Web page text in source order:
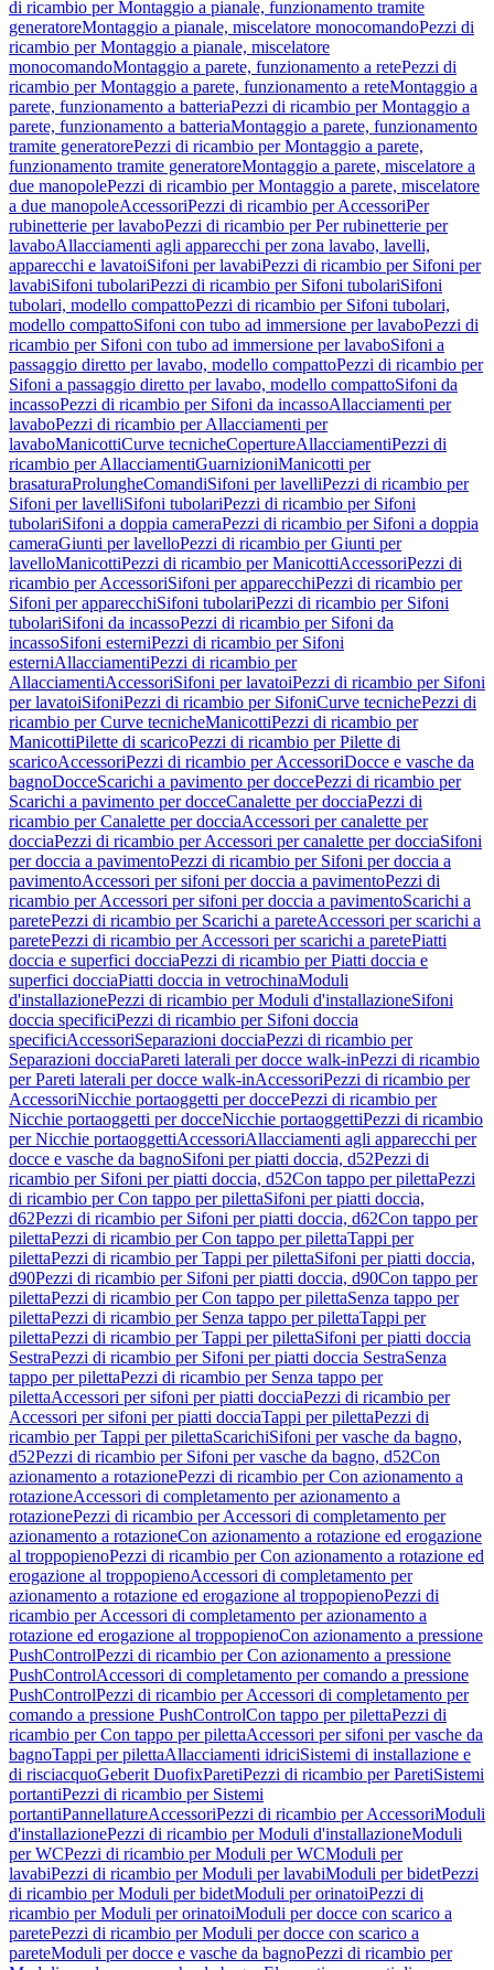
di ricambio per Montaggio a pianale, funzionamento tramite
generatoreMontaggio a pianale, miscelatore monocomandoPezzi di
ricambio per Montaggio a pianale, miscelatore
monocomandoMontaggio a parete, funzionamento a retePezzi di
ricambio per Montaggio a parete, funzionamento a reteMontaggio a
parete, funzionamento a batteriaPezzi di ricambio per Montaggio a
parete, funzionamento a batteriaMontaggio a parete, funzionamento
tramite generatorePezzi di ricambio per Montaggio a parete,
funzionamento tramite generatoreMontaggio a parete, miscelatore a
due manopolePezzi di ricambio per Montaggio a parete, miscelatore
a due manopoleAccessoriPezzi di ricambio per AccessoriPer
rubinetterie per lavaboPezzi di ricambio per Per rubinetterie per
lavaboAllacciamenti agli apparecchi per zona lavabo, lavelli,
apparecchi e lavatoiSifoni per lavabiPezzi di ricambio per Sifoni per
lavabiSifoni tubolariPezzi di ricambio per Sifoni tubolariSifoni
tubolari, modello compattoPezzi di ricambio per Sifoni tubolari,
modello compattoSifoni con tubo ad immersione per lavaboPezzi di
ricambio per Sifoni con tubo ad immersione per lavaboSifoni a
passaggio diretto per lavabo, modello compattoPezzi di ricambio per
Sifoni a passaggio diretto per lavabo, modello compattoSifoni da
incassoPezzi di ricambio per Sifoni da incassoAllacciamenti per
lavaboPezzi di ricambio per Allacciamenti per
lavaboManicottiCurve tecnicheCopertureAllacciamentiPezzi di
ricambio per AllacciamentiGuarnizioniManicotti per
brasaturaProlungheComandiSifoni per lavelliPezzi di ricambio per
Sifoni per lavelliSifoni tubolariPezzi di ricambio per Sifoni
tubolariSifoni a doppia cameraPezzi di ricambio per Sifoni a doppia
cameraGiunti per lavelloPezzi di ricambio per Giunti per
lavelloManicottiPezzi di ricambio per ManicottiAccessoriPezzi di
ricambio per AccessoriSifoni per apparecchiPezzi di ricambio per
Sifoni per apparecchiSifoni tubolariPezzi di ricambio per Sifoni
tubolariSifoni da incassoPezzi di ricambio per Sifoni da
incassoSifoni esterniPezzi di ricambio per Sifoni
esterniAllacciamentiPezzi di ricambio per
AllacciamentiAccessoriSifoni per lavatoiPezzi di ricambio per Sifoni
per lavatoiSifoniPezzi di ricambio per SifoniCurve tecnichePezzi di
ricambio per Curve tecnicheManicottiPezzi di ricambio per
ManicottiPilette di scaricoPezzi di ricambio per Pilette di
scaricoAccessoriPezzi di ricambio per AccessoriDocce e vasche da
bagnoDocceScarichi a pavimento per doccePezzi di ricambio per
Scarichi a pavimento per docceCanalette per docciaPezzi di
ricambio per Canalette per docciaAccessori per canalette per
docciaPezzi di ricambio per Accessori per canalette per docciaSifoni
per doccia a pavimentoPezzi di ricambio per Sifoni per doccia a
pavimentoAccessori per sifoni per doccia a pavimentoPezzi di
ricambio per Accessori per sifoni per doccia a pavimentoScarichi a
paretePezzi di ricambio per Scarichi a pareteAccessori per scarichi a
paretePezzi di ricambio per Accessori per scarichi a paretePiatti
doccia e superfici docciaPezzi di ricambio per Piatti doccia e
superfici docciaPiatti doccia in vetrochinaModuli
d'installazionePezzi di ricambio per Moduli d'installazioneSifoni
doccia specificiPezzi di ricambio per Sifoni doccia
specificiAccessoriSeparazioni docciaPezzi di ricambio per
Separazioni docciaPareti laterali per docce walk-inPezzi di ricambio
per Pareti laterali per docce walk-inAccessoriPezzi di ricambio per
AccessoriNicchie portaoggetti per doccePezzi di ricambio per
Nicchie portaoggetti per docceNicchie portaoggettiPezzi di ricambio
per Nicchie portaoggettiAccessoriAllacciamenti agli apparecchi per
docce e vasche da bagnoSifoni per piatti doccia, d52Pezzi di
ricambio per Sifoni per piatti doccia, d52Con tappo per pilettaPezzi
di ricambio per Con tappo per pilettaSifoni per piatti doccia,
d62Pezzi di ricambio per Sifoni per piatti doccia, d62Con tappo per
pilettaPezzi di ricambio per Con tappo per pilettaTappi per
pilettaPezzi di ricambio per Tappi per pilettaSifoni per piatti doccia,
d90Pezzi di ricambio per Sifoni per piatti doccia, d90Con tappo per
pilettaPezzi di ricambio per Con tappo per pilettaSenza tappo per
pilettaPezzi di ricambio per Senza tappo per pilettaTappi per
pilettaPezzi di ricambio per Tappi per pilettaSifoni per piatti doccia
SestraPezzi di ricambio per Sifoni per piatti doccia SestraSenza
tappo per pilettaPezzi di ricambio per Senza tappo per
pilettaAccessori per sifoni per piatti docciaPezzi di ricambio per
Accessori per sifoni per piatti docciaTappi per pilettaPezzi di
ricambio per Tappi per pilettaScarichiSifoni per vasche da bagno,
d52Pezzi di ricambio per Sifoni per vasche da bagno, d52Con
azionamento a rotazionePezzi di ricambio per Con azionamento a
rotazioneAccessori di completamento per azionamento a
rotazionePezzi di ricambio per Accessori di completamento per
azionamento a rotazioneCon azionamento a rotazione ed erogazione
al troppopienoPezzi di ricambio per Con azionamento a rotazione ed
erogazione al troppopienoAccessori di completamento per
azionamento a rotazione ed erogazione al troppopienoPezzi di
ricambio per Accessori di completamento per azionamento a
rotazione ed erogazione al troppopienoCon azionamento a pressione
PushControlPezzi di ricambio per Con azionamento a pressione
PushControlAccessori di completamento per comando a pressione
PushControlPezzi di ricambio per Accessori di completamento per
comando a pressione PushControlCon tappo per pilettaPezzi di
ricambio per Con tappo per pilettaAccessori per sifoni per vasche da
bagnoTappi per pilettaAllacciamenti idriciSistemi di installazione e
di risciacquoGeberit DuofixParetiPezzi di ricambio per ParetiSistemi
portantiPezzi di ricambio per Sistemi
portantiPannellatureAccessoriPezzi di ricambio per AccessoriModuli
d'installazionePezzi di ricambio per Moduli d'installazioneModuli
per WCPezzi di ricambio per Moduli per WCModuli per
lavabiPezzi di ricambio per Moduli per lavabiModuli per bidetPezzi
di ricambio per Moduli per bidetModuli per orinatoiPezzi di
ricambio per Moduli per orinatoiModuli per docce con scarico a
paretePezzi di ricambio per Moduli per docce con scarico a
pareteModuli per docce e vasche da bagnoPezzi di ricambio per